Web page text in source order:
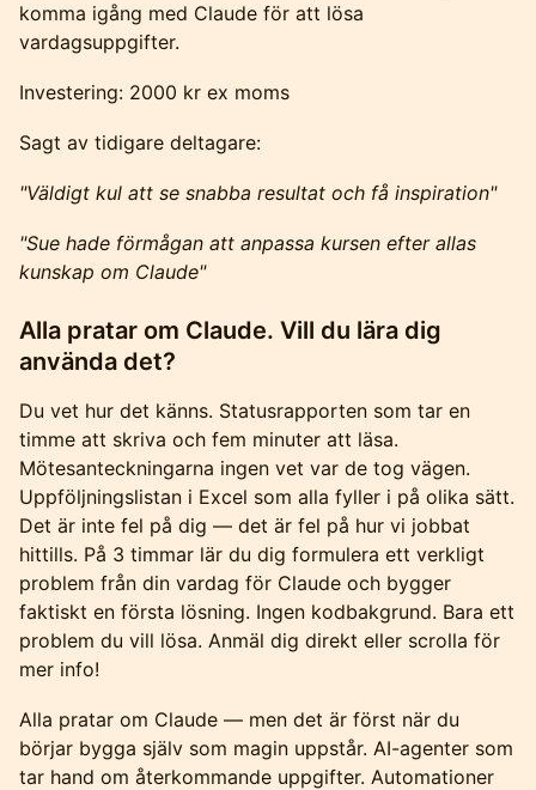
komma igång med Claude för att lösa
vardagsuppgifter.
Investering: 2000 kr ex moms
Sagt av tidigare deltagare:
"Väldigt kul att se snabba resultat och få inspiration"
"Sue hade förmågan att anpassa kursen efter allas
kunskap om Claude"
Alla pratar om Claude. Vill du lära dig
använda det?
Du vet hur det känns. Statusrapporten som tar en
timme att skriva och fem minuter att läsa.
Mötesanteckningarna ingen vet var de tog vägen.
Uppföljningslistan i Excel som alla fyller i på olika sätt.
Det är inte fel på dig — det är fel på hur vi jobbat
hittills. På 3 timmar lär du dig formulera ett verkligt
problem från din vardag för Claude och bygger
faktiskt en första lösning. Ingen kodbakgrund. Bara ett
problem du vill lösa. Anmäl dig direkt eller scrolla för
mer info!
Alla pratar om Claude — men det är först när du
börjar bygga själv som magin uppstår. AI-agenter som
tar hand om återkommande uppgifter. Automationer